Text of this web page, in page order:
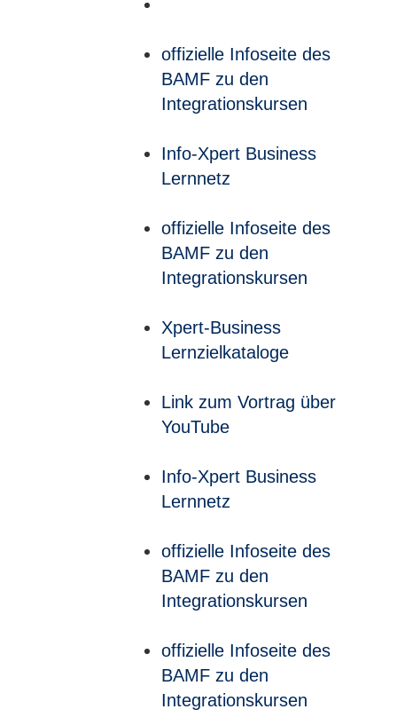
offizielle Infoseite des
BAMF zu den
Integrationskursen
Info-Xpert Business
Lernnetz
offizielle Infoseite des
BAMF zu den
Integrationskursen
Xpert-Business
Lernzielkataloge
Link zum Vortrag über
YouTube
Info-Xpert Business
Lernnetz
offizielle Infoseite des
BAMF zu den
Integrationskursen
offizielle Infoseite des
BAMF zu den
Integrationskursen